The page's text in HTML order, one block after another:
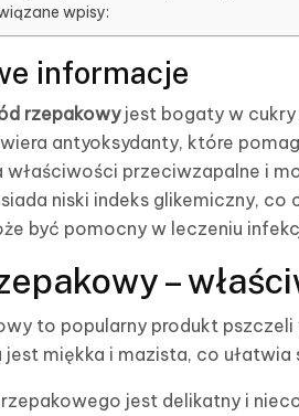
wpisy:
informacje
rzepakowyjest bogaty w cukry
antyoksydanty, które
właściwości przeciwzapalne i
niski indeks glikemiczny,
być pomocny w leczeniu
–
to popularny produkt
jest miękka i mazista, co ułatwia
jest delikatny i